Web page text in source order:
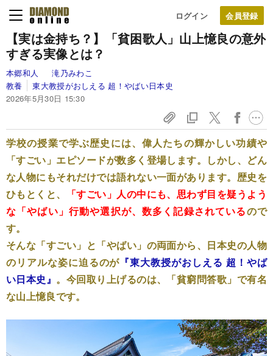
ログイン
【実は金持ち？】「貧困歌人」山上憶良の意外
すぎる実像とは？
本郷和人
滝乃みわこ
教養
東大教授がおしえる 超！やばい日本史
2026年5月30日 15:30
学校の授業で学ぶ歴史には、偉人たちの輝かしい功績や
「すごい」エピソードが数多く登場します。しかし、どん
な人物にもそれだけでは語れない一面があります。歴史を
ひもとくと、
「すごい」人の中にも、思わず目を疑うよう
な「やばい」行動や選択が、数多く記録されているので
す。
そんな「すごい」と「やばい」の両面から、日本史の人物
のリアルな姿に迫るのが 『東大教授がおしえる 超！やば
い日本史』 。今回取り上げるのは、「貧窮問答歌」で有名
な山上憶良です。